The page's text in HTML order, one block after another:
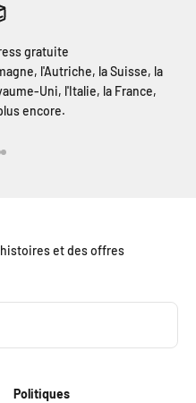
gratuite
l'Autriche, la Suisse, la
Uni, l'Italie, la France,
encore.
et des offres
Politiques